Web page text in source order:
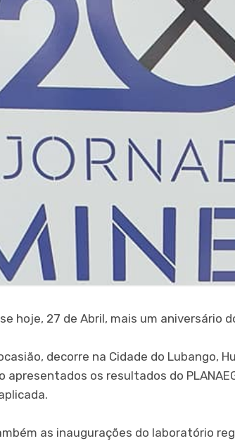
hoje, 27 de Abril, mais um aniversário
decorre na Cidade do Lubango,
apresentados os resultados do
as inaugurações do laboratório